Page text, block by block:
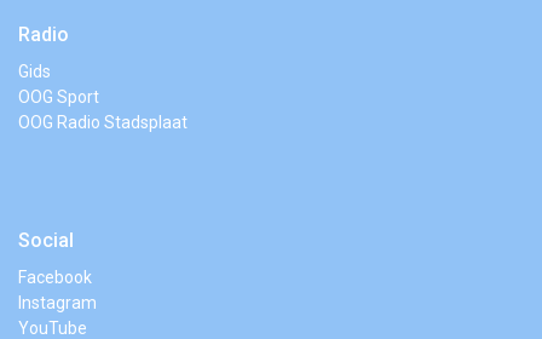
Radio
Gids
OOG Sport
OOG Radio Stadsplaat
Social
Facebook
Instagram
YouTube